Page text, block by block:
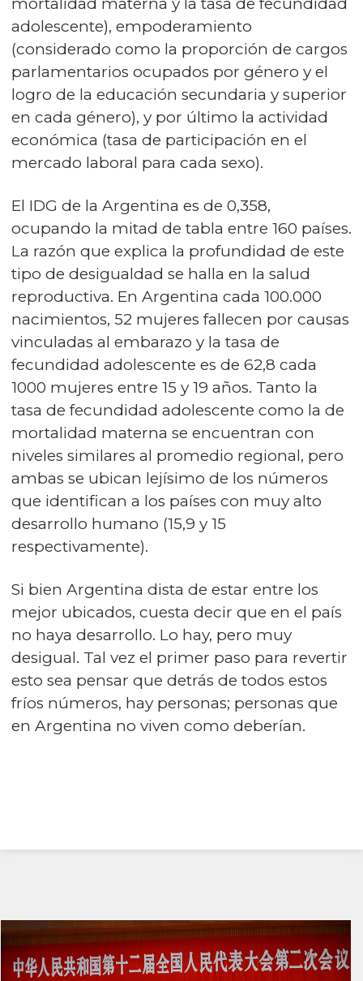
adolescente), empoderamiento
(considerado como la proporción de cargos
parlamentarios ocupados por género y el
logro de la educación secundaria y superior
en cada género), y por último la actividad
económica (tasa de participación en el
mercado laboral para cada sexo).
El IDG de la Argentina es de 0,358,
ocupando la mitad de tabla entre 160 países.
La razón que explica la profundidad de este
tipo de desigualdad se halla en la salud
reproductiva. En Argentina cada 100.000
nacimientos, 52 mujeres fallecen por causas
vinculadas al embarazo y la tasa de
fecundidad adolescente es de 62,8 cada
1000 mujeres entre 15 y 19 años. Tanto la
tasa de fecundidad adolescente como la de
mortalidad materna se encuentran con
niveles similares al promedio regional, pero
ambas se ubican lejísimo de los números
que identifican a los países con muy alto
desarrollo humano (15,9 y 15
respectivamente).
Si bien Argentina dista de estar entre los
mejor ubicados, cuesta decir que en el país
no haya desarrollo. Lo hay, pero muy
desigual. Tal vez el primer paso para revertir
esto sea pensar que detrás de todos estos
fríos números, hay personas; personas que
en Argentina no viven como deberían.